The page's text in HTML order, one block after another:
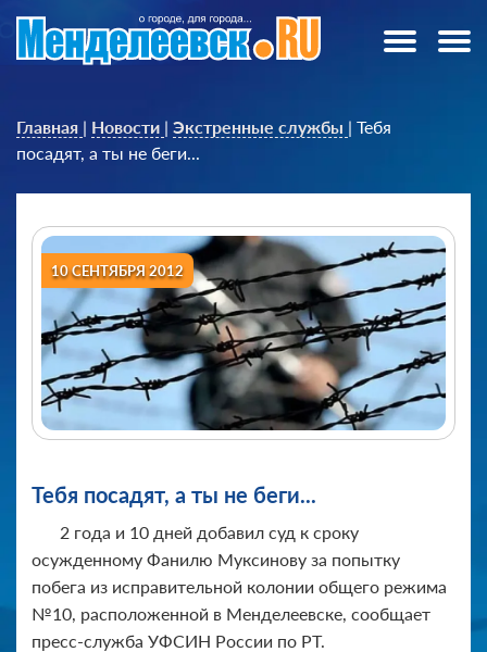
Главная | Новости | Экстренные службы | Тебя
посадят, а ты не беги...
10 СЕНТЯБРЯ 2012
Тебя посадят, а ты не беги...
2 года и 10 дней добавил суд к сроку
осужденному Фанилю Муксинову за попытку
побега из исправительной колонии общего режима
№10, расположенной в Менделеевске, сообщает
пресс-служба УФСИН России по РТ.